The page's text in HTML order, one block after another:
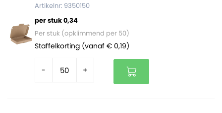
Artikelnr: 9350150
per stuk 0,34
Per stuk (opklimmend per 50)
Staffelkorting (vanaf € 0,19)
- +